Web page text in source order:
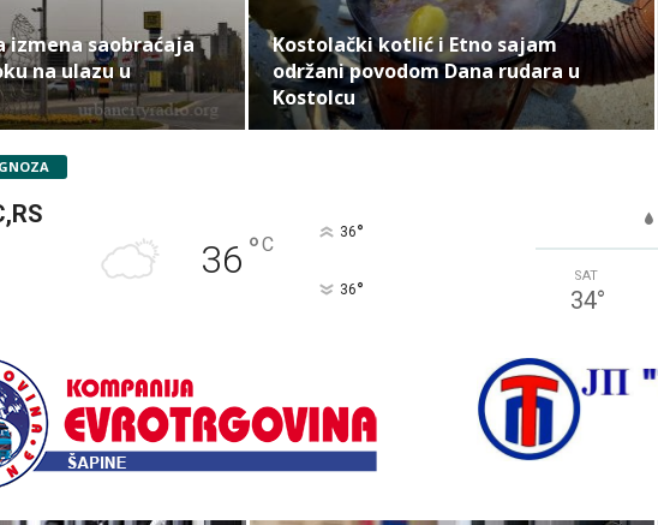
izmena saobraćaja
na ulazu u
Kostolački kotlić i Etno sajam
održani povodom Dana rudara u
Kostolcu
36 °C
36°
36°
SAT
34°